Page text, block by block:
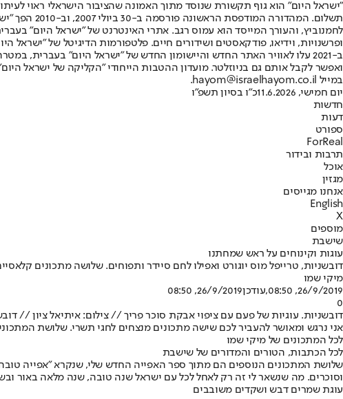
"ישראל היום" הוא גוף תקשורת שנוסד מתוך האמונה שהציבור הישראלי ראוי
תשלום.
ופרשנויות, וידיאו, פודקאסטים ושידורים חיים. פלטפורמות הדיגיטל של "ישראל
ב-2021 עלו לאוויר האתר החדש והיישומון החדש של "ישראל היום"
ואפשר לקבל אותם גם בניוזלטר. מועדון ההטבות הייחודי "הקליקה של ישראל
במייל hayom@israelhayom.co.il.
יום חמישי, 11.6.2026
כ"ו בסיון תשפ"ו
חדשות
דעות
ספורט
ForReal
תרבות ובידור
אוכל
מגזין
אנחנו מגייסים
English
X
מוספים
שישבת
עוגות וקינוחים על ראש שמחתנו
דובשניות, טרייפל מוס יוגורט ואפילו לחם סיידר ותפוחים. שלושה מתכונים
מיקי שמו
26/9/2019, 08:50
,עודכן26/9/2019, 08:50
0
דובשניות. עוגיות של פעם עם ציפוי אבקת סוכר פריך // צילום: איתיאל ציון //
אני נרגש ומאושר להעביר לכם שישה מתכונים מנצחים לחגי תשרי. שלושת
לכל המתכונים של מיקי שמו
לכל הכתבות, הטורים והמדורים של שישבת
שלושת המתכונים הנוספים הם מתוך ספר האפייה החדש שלי, שנקרא "אפייה
וסוכרים. מה שנשאר לי זה רק לאחל לכל עם ישראל שנה טובה, שנה מלאה באור
עוגת שמרים דבש ושקדים משובבים